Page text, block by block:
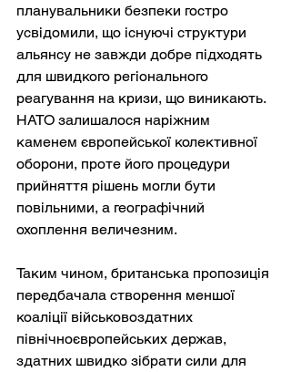
планувальники безпеки гостро
усвідомили, що існуючі структури
альянсу не завжди добре підходять
для швидкого регіонального
реагування на кризи, що виникають.
НАТО залишалося наріжним
каменем європейської колективної
оборони, проте його процедури
прийняття рішень могли бути
повільними, а географічний
охоплення величезним.
Таким чином, британська пропозиція
передбачала створення меншої
коаліції військовоздатних
північноєвропейських держав,
здатних швидко зібрати сили для